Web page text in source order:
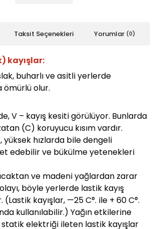
Taksit Seçenekleri Yorumlar (0)
kayışlar:
buharlı ve asitli yerlerde
ömürlü olur.
V – kayış kesiti görülüyor. Bunlarda
(C) koruyucu kısım vardır.
yüksek hızlarda bile dengeli
edebilir ve bükülme yetenekleri
ve madeni yağlardan zarar
böyle yerlerde lastik kayış
(Lastik kayışlar, —25 C°. ile + 60 C°.
kullanılabilir.) Yağın etkilerine
statik elektriği ileten lastik kayışlar